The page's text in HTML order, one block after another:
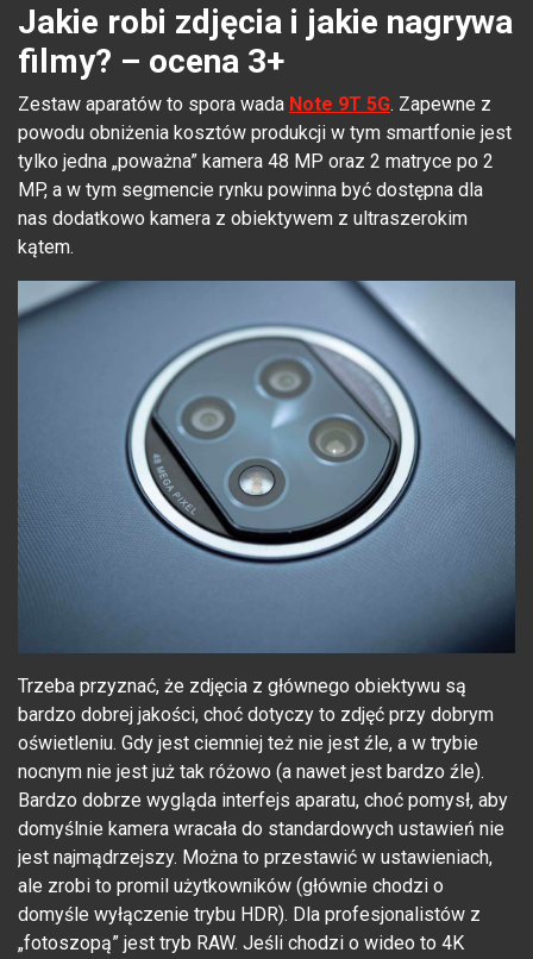
Jakie robi zdjęcia i jakie nagrywa
filmy? – ocena 3+
Zestaw aparatów to spora wada Note 9T 5G. Zapewne z
powodu obniżenia kosztów produkcji w tym smartfonie jest
tylko jedna „poważna” kamera 48 MP oraz 2 matryce po 2
MP, a w tym segmencie rynku powinna być dostępna dla
nas dodatkowo kamera z obiektywem z ultraszerokim
kątem.
Trzeba przyznać, że zdjęcia z głównego obiektywu są
bardzo dobrej jakości, choć dotyczy to zdjęć przy dobrym
oświetleniu. Gdy jest ciemniej też nie jest źle, a w trybie
nocnym nie jest już tak różowo (a nawet jest bardzo źle).
Bardzo dobrze wygląda interfejs aparatu, choć pomysł, aby
domyślnie kamera wracała do standardowych ustawień nie
jest najmądrzejszy. Można to przestawić w ustawieniach,
ale zrobi to promil użytkowników (głównie chodzi o
domyśle wyłączenie trybu HDR). Dla profesjonalistów z
„fotoszopą” jest tryb RAW. Jeśli chodzi o wideo to 4K